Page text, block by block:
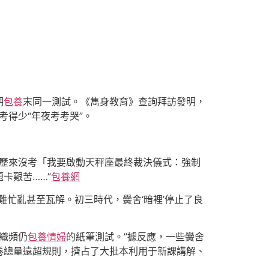
包養末同一測試。《雋身教育》查詢拜訪發明，
得少“年夜考考哭”。
來沒考「我要啟動天秤座最終裁決儀式：強制
卡艱苦……”包養網
亂甚至瓦解。初三時代，黌舍‘暗裡’停止了良
頻仍包養情婦的紙筆測試。”據反應，一些黌舍
量遠超規則，擠占了大批本利用于新課講解、